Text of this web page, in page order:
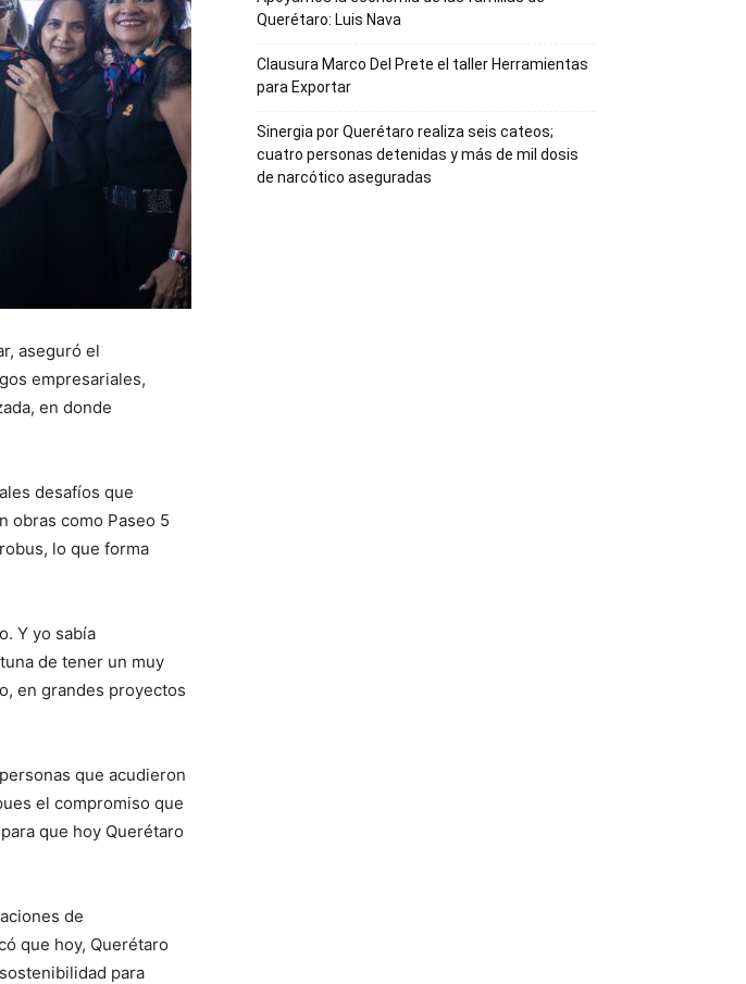
aseguró el
empresariales,
en donde
desafíos que
obras como Paseo 5
lo que forma
Y yo sabía
de tener un muy
en grandes proyectos
que acudieron
el compromiso que
que hoy Querétaro
de
que hoy, Querétaro
para
Querétaro: Luis Nava
Clausura Marco Del Prete el taller Herramientas
para Exportar
Sinergia por Querétaro realiza seis cateos;
cuatro personas detenidas y más de mil dosis
de narcótico aseguradas